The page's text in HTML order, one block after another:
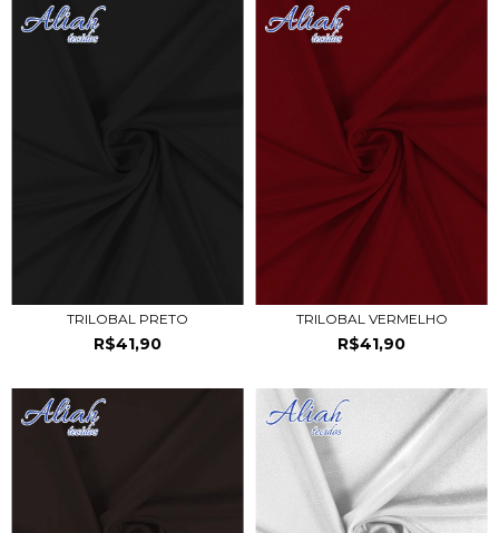
TRILOBAL PRETO
R$41,90
TRILOBAL VERMELHO
R$41,90